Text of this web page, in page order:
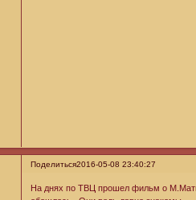
Поделиться2016-05-08 23:40:27
На днях по ТВЦ прошел фильм о